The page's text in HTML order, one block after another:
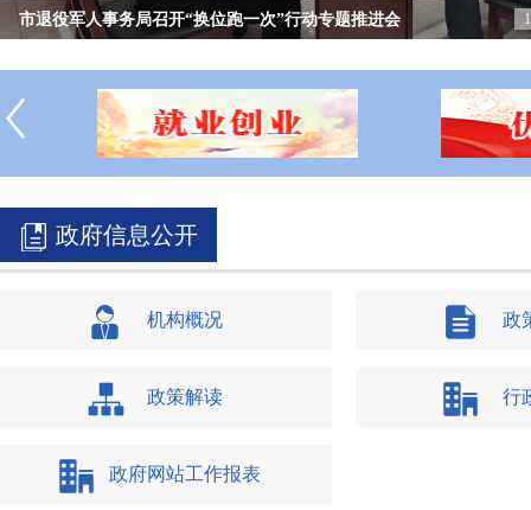
null
市退役军人事务局召开“换位跑一次”行动专题推进会
null
null
null
null
1
政府信息公开
机构概况 政
政策解读 行
政府网站工作报表